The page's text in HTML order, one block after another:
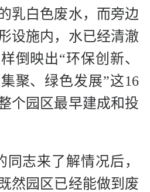
乳白色废水，而旁边
设施内，水已经清澈
倒映出“环保创新、
聚、绿色发展”这16
个园区最早建成和投
同志来了解情况后，
然园区已经能做到废